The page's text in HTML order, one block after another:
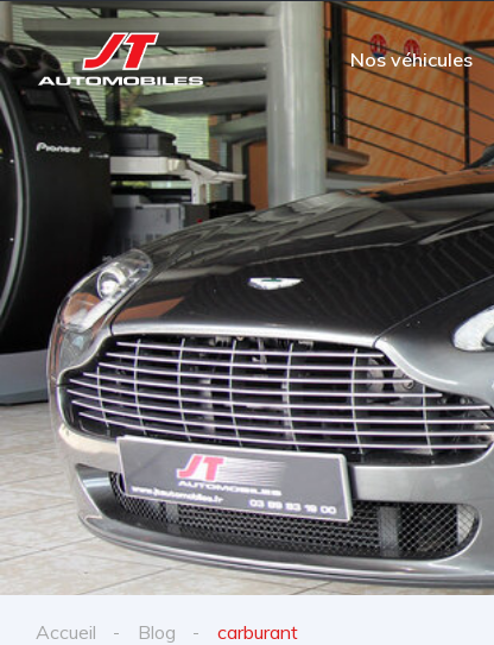
Nos véhicules
Accueil Blog carburant